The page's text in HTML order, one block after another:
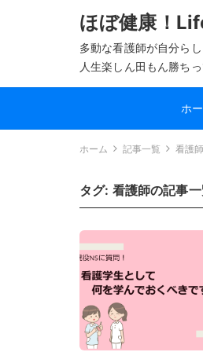
ほぼ健康！
多動な看護師が自分ら
人生楽しん田もん勝ち
ホ
ホーム 記事一覧 看護師
タグ: 看護師の記事